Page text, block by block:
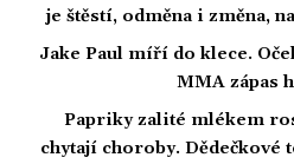
je štěstí, odměna i změna,
Jake Paul míří do klece.
MMA zápas
Papriky zalité mlékem
chytají choroby. Dědečkové